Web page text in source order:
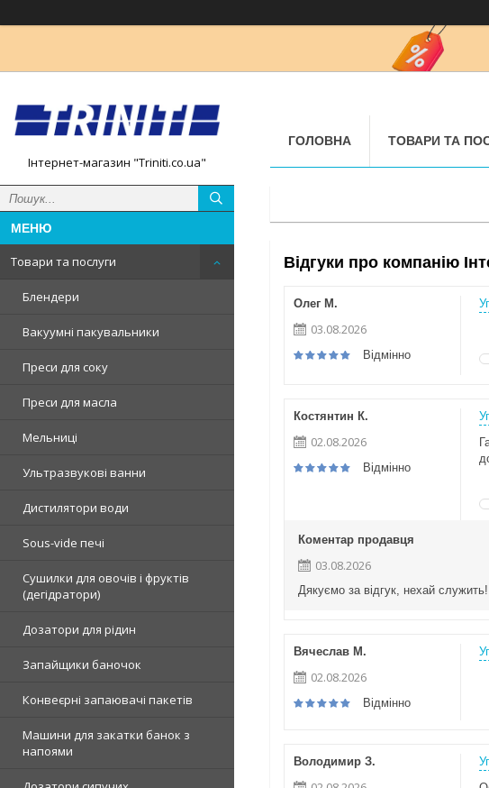
Інтернет-магазин "Triniti.co.ua"
Товари та послуги
Блендери
Вакуумні пакувальники
Преси для соку
Преси для масла
Мельниці
Ультразвукові ванни
Дистилятори води
Sous-vide печі
Сушилки для овочів і фруктів
(дегідратори)
Дозатори для рідин
Запайщики баночок
Конвеєрні запаювачі пакетів
Машини для закатки банок з
напоями
ГОЛОВНА ТОВАРИ ТА
Відгуки про компанію
Олег М.
03.08.2026
Відмінно
Костянтин К.
02.08.2026
Відмінно
Коментар продавця
03.08.2026
Дякуємо за відгук, нехай служить!
Вячеслав М.
02.08.2026
Відмінно
Володимир З.